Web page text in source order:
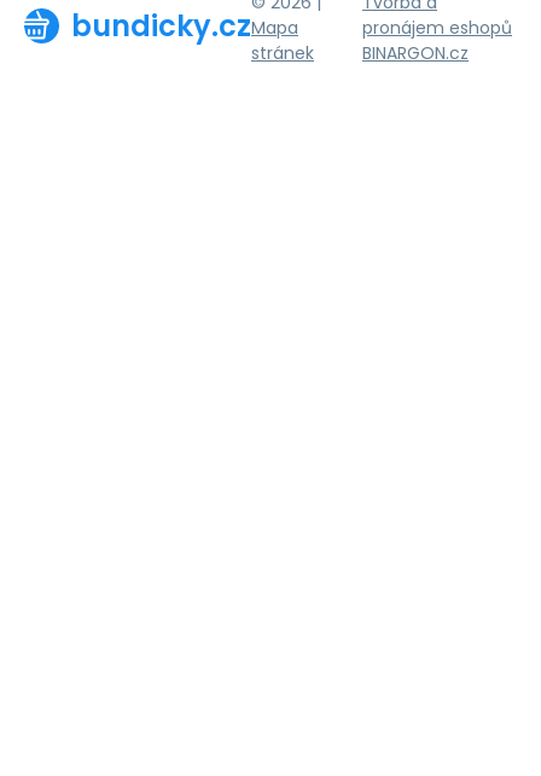
bundicky.czMapa
stránek
pronájem eshopů
BINARGON.cz